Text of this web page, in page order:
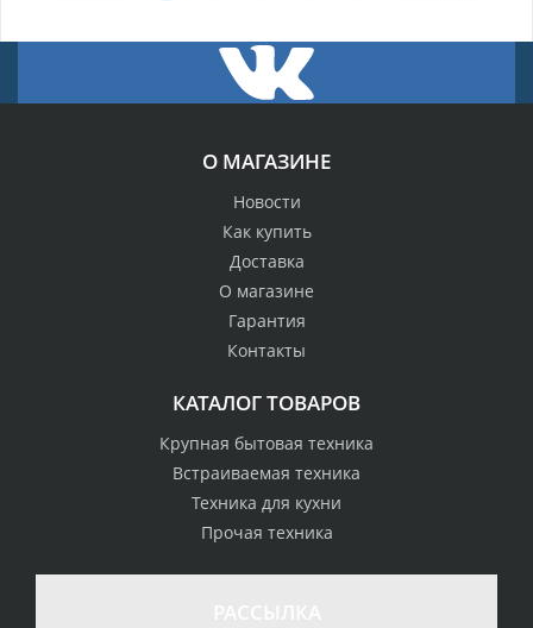
О МАГАЗИНЕ
Новости
Как купить
Доставка
О магазине
Гарантия
Контакты
КАТАЛОГ ТОВАРОВ
Крупная бытовая техника
Встраиваемая техника
Техника для кухни
Прочая техника